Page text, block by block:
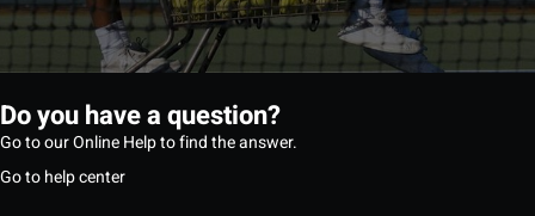
Do you have a question?
Go to our Online Help to find the answer.
Go to help center